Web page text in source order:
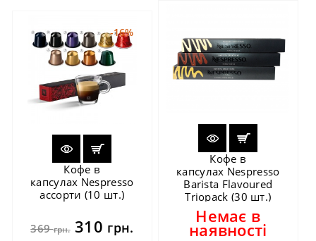
-16%
Кофе в
капсулах Nespresso
ассорти (10 шт.)
369грн.310 грн.
Кофе в
капсулах Nespresso
Barista Flavoured
Triopack (30 шт.)
Немає в
наявності